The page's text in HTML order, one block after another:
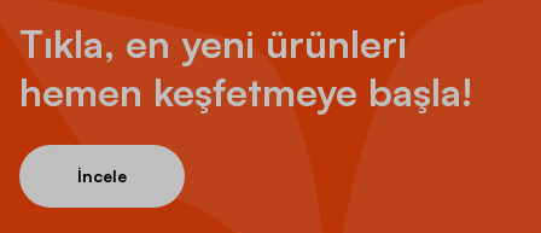
Tıkla, en yeni ürünleri
hemen keşfetmeye başla!
İncele